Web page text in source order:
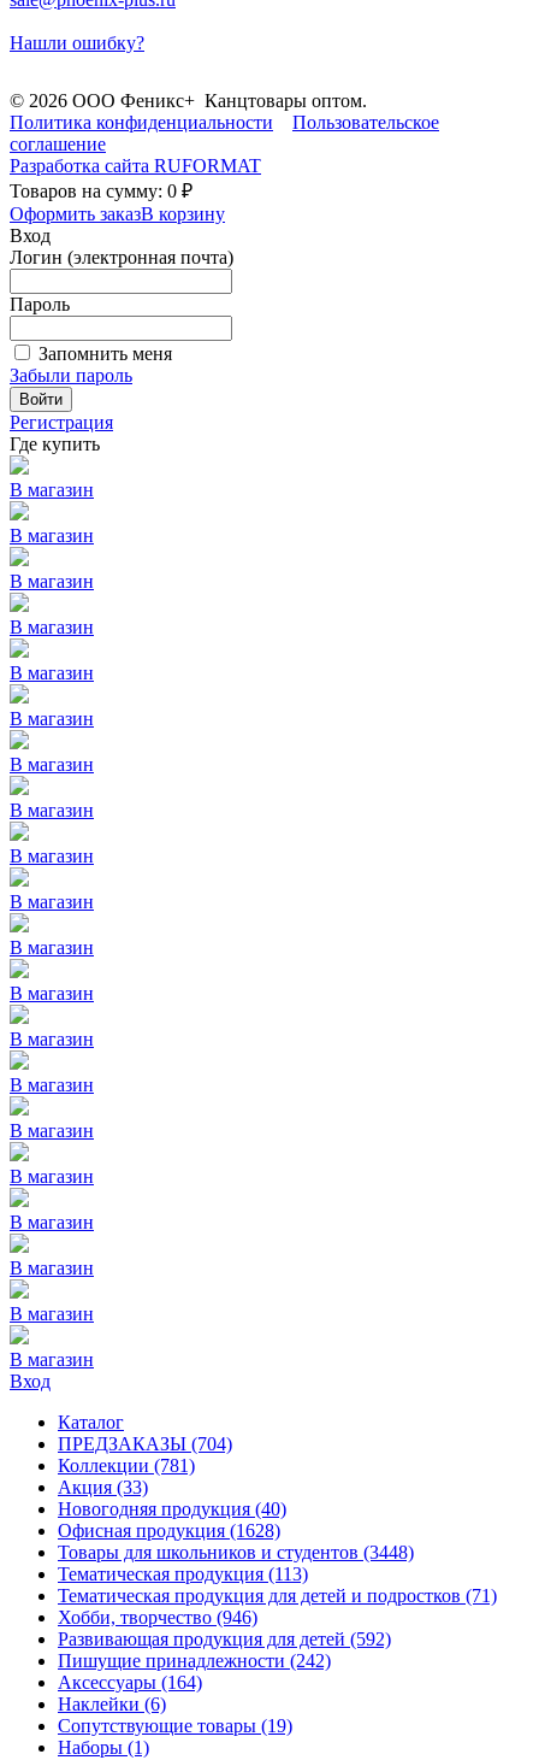
Нашли ошибку?
© 2026 ООО Феникс+ Канцтовары оптом.
Политика конфиденциальности
Пользовательское
соглашение
Разработка сайта RUFORMAT
Товаров на сумму: 0 ₽
Оформить заказВ корзину
Вход
Логин (электронная почта)
Пароль
Запомнить меня
Забыли пароль
Войти
Регистрация
Где купить
В магазин
В магазин
В магазин
В магазин
В магазин
В магазин
В магазин
В магазин
В магазин
В магазин
В магазин
В магазин
В магазин
В магазин
В магазин
В магазин
В магазин
В магазин
В магазин
В магазин
Вход
Каталог
ПРЕДЗАКАЗЫ (704)
Коллекции (781)
Акция (33)
Новогодняя продукция (40)
Офисная продукция (1628)
Товары для школьников и студентов (3448)
Тематическая продукция (113)
Тематическая продукция для детей и подростков (71)
Хобби, творчество (946)
Развивающая продукция для детей (592)
Пишущие принадлежности (242)
Аксессуары (164)
Наклейки (6)
Сопутствующие товары (19)
Наборы (1)